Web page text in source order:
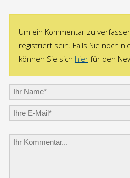
Referenzen WDVS
Referenzen Maurerarbeiten/
Referenzen Einfamilienhäuser/
Kontakt
Um ein Kommentar zu
registriert sein. Falls Sie noch
können Sie sich hierfür den